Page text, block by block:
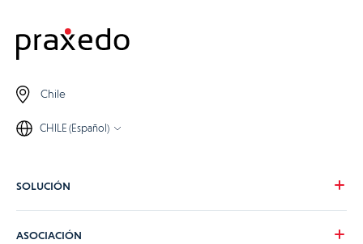
Chile
CHILE (Español)
SOLUCIÓN
ASOCIACIÓN